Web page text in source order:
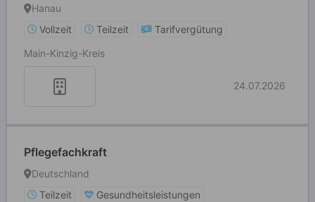
Hanau
Vollzeit
Teilzeit
Tarifvergütung
Main-Kinzig-Kreis
24.07.2026
Pflegefachkraft
Deutschland
Teilzeit
Gesundheitsleistungen